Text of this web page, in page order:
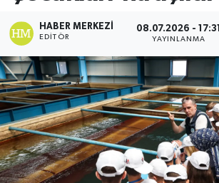
HABER MERKEZI
EDITÖR
08.07.2026 - 17:31
YAYINLANMA